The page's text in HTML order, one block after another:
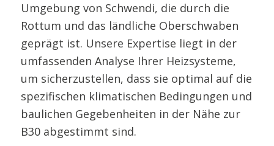
Umgebung von Schwendi, die durch die
Rottum und das ländliche Oberschwaben
geprägt ist. Unsere Expertise liegt in der
umfassenden Analyse Ihrer Heizsysteme,
um sicherzustellen, dass sie optimal auf die
spezifischen klimatischen Bedingungen und
baulichen Gegebenheiten in der Nähe zur
B30 abgestimmt sind.